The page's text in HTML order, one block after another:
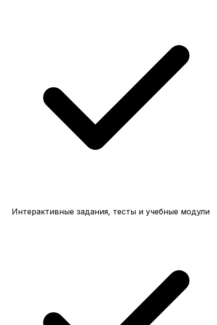
Интерактивные задания, тесты и учебные модули